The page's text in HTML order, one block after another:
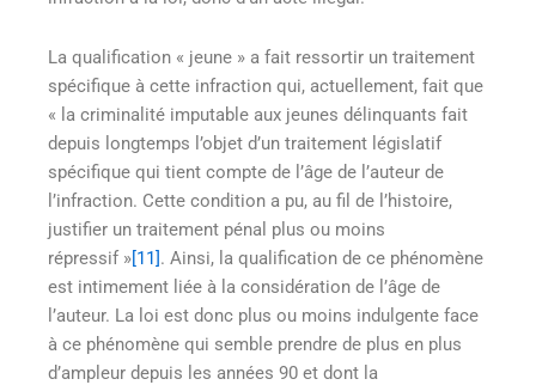
La qualification « jeune » a fait ressortir un traitement
spécifique à cette infraction qui, actuellement, fait que
« la criminalité imputable aux jeunes délinquants fait
depuis longtemps l’objet d’un traitement législatif
spécifique qui tient compte de l’âge de l’auteur de
l’infraction. Cette condition a pu, au fil de l’histoire,
justifier un traitement pénal plus ou moins
répressif »[11]. Ainsi, la qualification de ce phénomène
est intimement liée à la considération de l’âge de
l’auteur. La loi est donc plus ou moins indulgente face
à ce phénomène qui semble prendre de plus en plus
d’ampleur depuis les années 90 et dont la